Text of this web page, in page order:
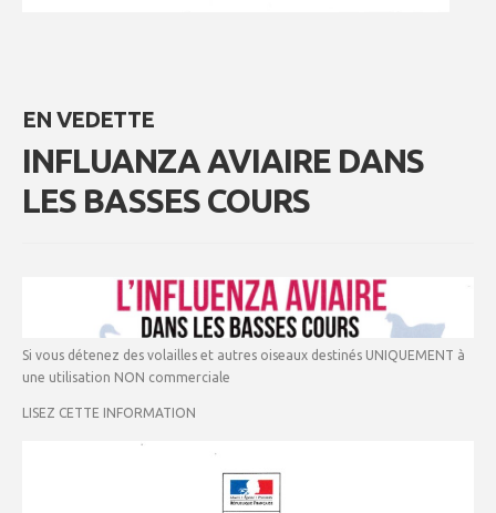
EN VEDETTE
INFLUANZA AVIAIRE DANS
LES BASSES COURS
Si vous détenez des volailles et autres oiseaux destinés UNIQUEMENT à
une utilisation NON commerciale
LISEZ CETTE INFORMATION